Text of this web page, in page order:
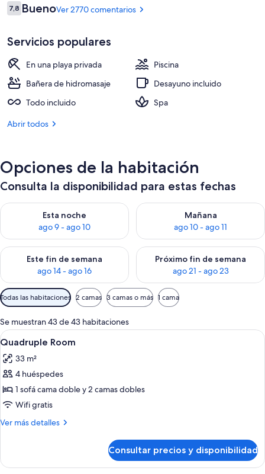
5 piscinas al aire libre
Comentarios
7,87,8 de 10
BuenoVer 2770 comentarios
Servicios populares
En una playa privada
Piscina
Bañera de hidromasaje
Desayuno incluido
Todo incluido
Spa
Abrir todos
Opciones de la habitación
Consulta la disponibilidad para estas fechas
Esta noche
ago 9 - ago 10
Consulta la disponibilidad para esta noche, ago 9 - ago 10
Mañana
ago 10 - ago 11
Consulta la disponibilidad
Este fin de semana
ago 14 - ago 16
Consulta la disponibilidad para este fin de semana, ago 14 -
Próximo fin de semana
ago 21 - ago 23
Consulta la disponibilidad
Filtros
disponibles
para
las
habitaciones
Todas las habitaciones 2 camas 3 camas o más 1 cama
Se muestran 43 de 43 habitaciones
Abrir
todas
las
fotos
de
Quadruple
Room
Minibar, caja fuerte, espacio para
4
Quadruple Room
33 m²
4 huéspedes
1 sofá cama doble y 2 camas dobles
Wifi gratis
Ver más detalles
Más
Room
Consultar precios y disponibilidad